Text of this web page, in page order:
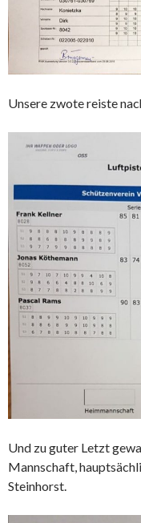
Unsere zwote reiste
Und zu guter Letzt
Mannschaft,
Steinhorst.